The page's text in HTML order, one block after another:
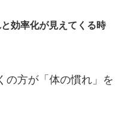
効率化が見えてくる時
の方が「体の慣れ」を